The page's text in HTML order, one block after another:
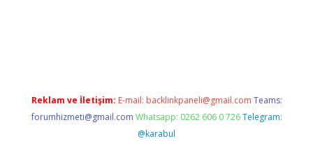
Reklam ve İletişim: E-mail: backlinkpaneli@gmail.com Teams:
forumhizmeti@gmail.com Whatsapp: 0262 606 0 726 Telegram:
@karabul